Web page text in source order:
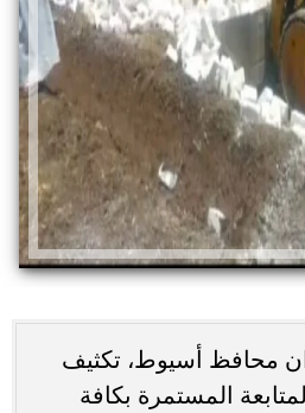
محافظ أسيوط، تكثيف
المستمرة بكافة